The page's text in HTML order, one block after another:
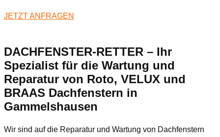
JETZT ANFRAGEN
DACHFENSTER-RETTER – Ihr
Spezialist für die Wartung und
Reparatur von Roto, VELUX und
BRAAS Dachfenstern in
Gammelshausen
Wir sind auf die Reparatur und Wartung von Dachfenstern